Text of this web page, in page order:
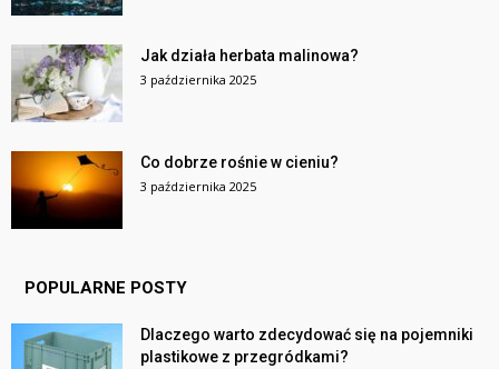
Jak działa herbata malinowa?
3 października 2025
Co dobrze rośnie w cieniu?
3 października 2025
POPULARNE POSTY
Dlaczego warto zdecydować się na pojemniki
plastikowe z przegródkami?